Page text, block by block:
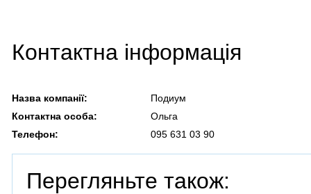
Контактна інформація
Назва компанії:
Подиум
Контактна особа:
Ольга
Телефон:
095 631 03 90
Перегляньте також: